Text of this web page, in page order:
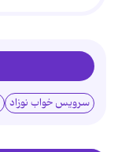
سرویس خواب نوزاد